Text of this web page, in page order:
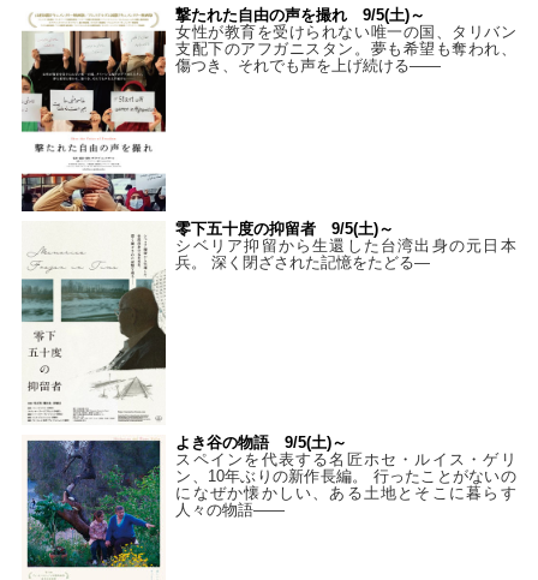
撃たれた自由の声を撮れ 9/5(土)～
女性が教育を受けられない唯一の国、タリバン
支配下のアフガニスタン。夢も希望も奪われ、
傷つき、それでも声を上げ続ける——
零下五十度の抑留者 9/5(土)～
シベリア抑留から生還した台湾出身の元日本
兵。 深く閉ざされた記憶をたどる—
よき谷の物語 9/5(土)～
スペインを代表する名匠ホセ・ルイス・ゲリ
ン、10年ぶりの新作長編。 行ったことがないの
になぜか懐かしい、ある土地とそこに暮らす
人々の物語――